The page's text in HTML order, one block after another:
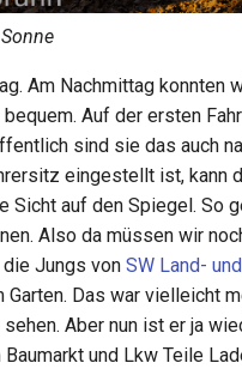
Am Nachmittag konnten
Auf der ersten
sind sie das auch
eingestellt ist, kann
Sicht auf den Spiegel. So
Also da müssen wir
Jungs von SW Land-
Das war vielleicht
sehen. Aber nun ist er ja
und Lkw Teile